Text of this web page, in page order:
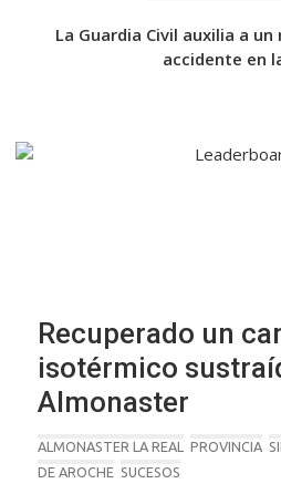
La Guardia Civil auxilia a
accidente en
Recuperado un
isotérmico
Almonaster
ALMONASTER LA REAL PROVINCIA
DE AROCHE SUCESOS